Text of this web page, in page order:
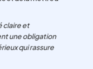
claire et
une obligation
qui rassure